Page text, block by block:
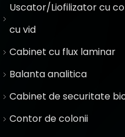
Uscator/Liofilizator cu
cu vid
Cabinet cu flux laminar
Balanta analitica
Cabinet de securitate
Contor de colonii